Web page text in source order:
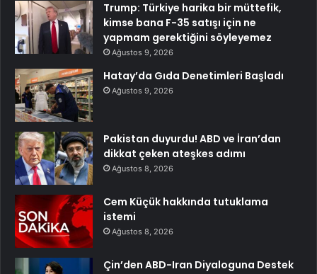
Trump: Türkiye harika bir müttefik,
kimse bana F-35 satışı için ne
yapmam gerektiğini söyleyemez
Ağustos 9, 2026
Hatay’da Gıda Denetimleri Başladı
Ağustos 9, 2026
Pakistan duyurdu! ABD ve İran’dan
dikkat çeken ateşkes adımı
Ağustos 8, 2026
Cem Küçük hakkında tutuklama
istemi
Ağustos 8, 2026
Çin’den ABD-Iran Diyaloguna Destek